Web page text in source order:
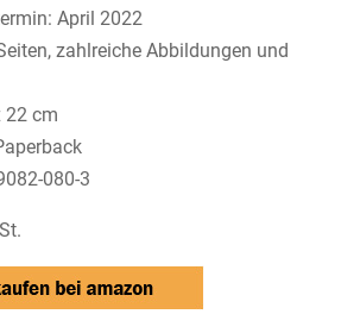
April 2022
zahlreiche Abbildungen und
22 cm
080-3